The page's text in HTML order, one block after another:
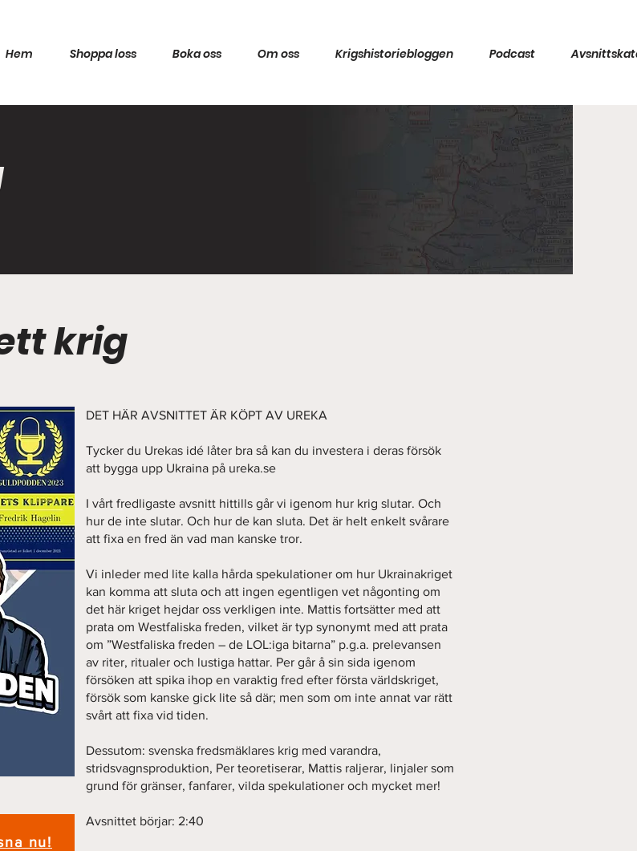
Hem Shoppa loss Boka oss Om oss Krigshistoriebloggen Podcast
krig
nu!
DET HÄR AVSNITTET ÄR KÖPT AV UREKA
Tycker du Urekas idé låter bra så kan du investera i deras försök
att bygga upp Ukraina på ureka.se
I vårt fredligaste avsnitt hittills går vi igenom hur krig slutar. Och
hur de inte slutar. Och hur de kan sluta. Det är helt enkelt svårare
att fixa en fred än vad man kanske tror.
Vi inleder med lite kalla hårda spekulationer om hur Ukrainakriget
kan komma att sluta och att ingen egentligen vet någonting om
det här kriget hejdar oss verkligen inte. Mattis fortsätter med att
prata om Westfaliska freden, vilket är typ synonymt med att prata
om ”Westfaliska freden – de LOL:iga bitarna” p.g.a. prelevansen
av riter, ritualer och lustiga hattar. Per går å sin sida igenom
försöken att spika ihop en varaktig fred efter första världskriget,
försök som kanske gick lite så där; men som om inte annat var rätt
svårt att fixa vid tiden.
Dessutom: svenska fredsmäklares krig med varandra,
stridsvagnsproduktion, Per teoretiserar, Mattis raljerar, linjaler som
grund för gränser, fanfarer, vilda spekulationer och mycket mer!
Avsnittet börjar: 2:40